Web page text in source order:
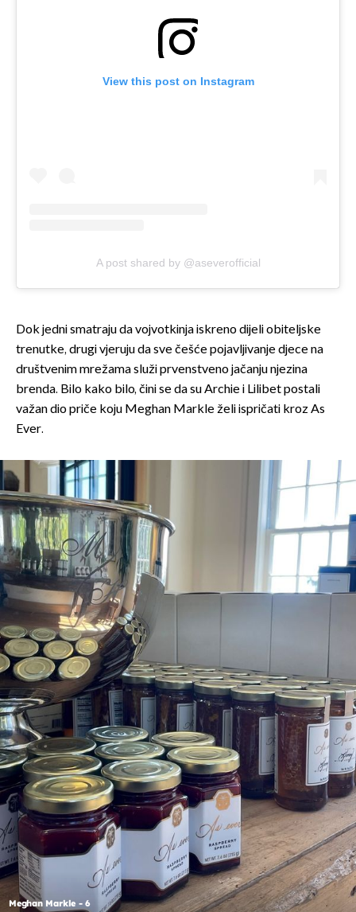
View this post on Instagram
A post shared by @aseverofficial
Dok jedni smatraju da vojvotkinja iskreno dijeli obiteljske
trenutke, drugi vjeruju da sve češće pojavljivanje djece na
društvenim mrežama služi prvenstveno jačanju njezina
brenda. Bilo kako bilo, čini se da su Archie i Lilibet postali
važan dio priče koju Meghan Markle želi ispričati kroz As
Ever.
Meghan Markle - 6